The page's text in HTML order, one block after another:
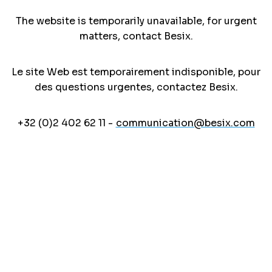
The website is temporarily unavailable, for urgent
matters, contact Besix.
Le site Web est temporairement indisponible, pour
des questions urgentes, contactez Besix.
+32 (0)2 402 62 11 - communication@besix.com